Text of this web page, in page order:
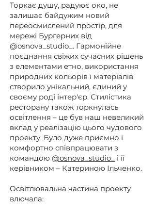
Торкає душу, радуює око, не
залишає байдужим новий
переосмислений простір, для
мережі Бургерних від
@osnova_studio_. Гармонійне
поєднання свіжих сучасних рішень
з елементами етно, використання
природних кольорів і матеріалів
створило унікальний, єдиний у
своєму роді інтер'єр. Стилістика
ресторану також торкнулась
освітлення – це був наш невеликий
вклад у реалізацію цього чудового
проекту. Було дуже приємно і
комфортно співпрацювати з
командою @osnova_studio_
і її
керівником – Катериною Ільченко.
Освітлювальна частина проекту
влючала: